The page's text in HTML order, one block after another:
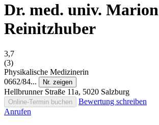
Dr. med. univ. Marion
Reinitzhuber
3,7
(3)
Physikalische Medizinerin
0662/84...
Nr. zeigen
Hellbrunner Straße 11a, 5020 Salzburg
Online-Termin buchen
Bewertung schreiben
Anrufen